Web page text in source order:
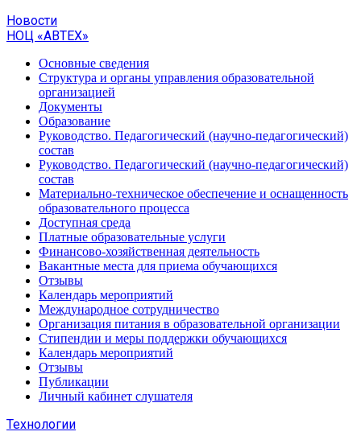
Новости
НОЦ «АВТЕХ»
Основные сведения
Структура и органы управления образовательной
организацией
Документы
Образование
Руководство. Педагогический (научно-педагогический)
состав
Руководство. Педагогический (научно-педагогический)
состав
Материально-техническое обеспечение и оснащенность
образовательного процесса
Доступная среда
Платные образовательные услуги
Финансово-хозяйственная деятельность
Вакантные места для приема обучающихся
Отзывы
Календарь мероприятий
Международное сотрудничество
Организация питания в образовательной организации
Стипендии и меры поддержки обучающихся
Календарь мероприятий
Отзывы
Публикации
Личный кабинет слушателя
Технологии